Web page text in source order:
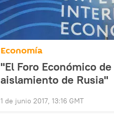
Economía
"El Foro Económico
aislamiento de Rusia"
1 de junio 2017, 13:16 GMT